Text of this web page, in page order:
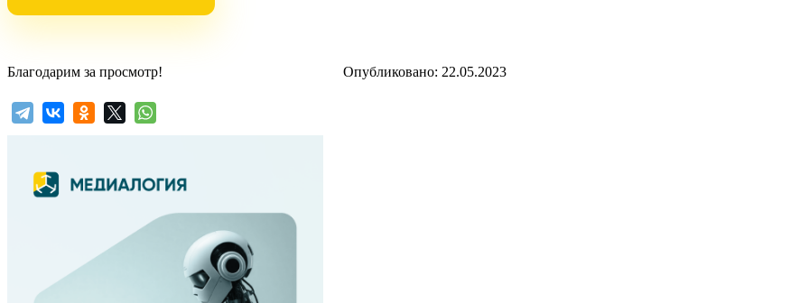
Благодарим за просмотр! Опубликовано: 22.05.2023